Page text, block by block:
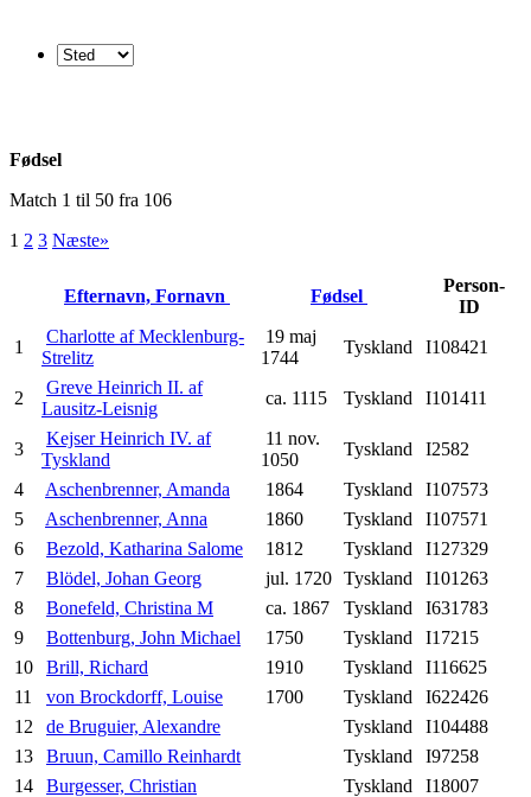
Fødsel
Match 1 til 50 fra 106
1 2 3 Næste»
Efternavn, Fornavn Fødsel
Person-
ID
1
Charlotte af Mecklenburg-
Strelitz
19 maj
1744
Tyskland I108421
2
Greve Heinrich II. af
Lausitz-Leisnig
ca. 1115 Tyskland I101411
3
Kejser Heinrich IV. af
Tyskland
11 nov.
1050
Tyskland
I2582
4
Aschenbrenner, Amanda 1864 Tyskland
I107573
5
Aschenbrenner, Anna 1860 Tyskland
I107571
6
Bezold, Katharina Salome 1812 Tyskland
I127329
7
Blödel, Johan Georg jul. 1720 Tyskland
I101263
8
Bonefeld, Christina M ca. 1867 Tyskland
I631783
9
Bottenburg, John Michael 1750 Tyskland
I17215
10
Brill, Richard 1910 Tyskland
I116625
11
von Brockdorff, Louise 1700 Tyskland
I622426
12
de Bruguier, Alexandre Tyskland
I104488
13
Bruun, Camillo Reinhardt Tyskland
I97258
14
Burgesser, Christian Tyskland
I18007